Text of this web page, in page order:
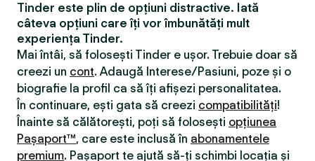
Tinder este plin de opțiuni distractive. Iată
câteva opțiuni care îți vor îmbunătăți mult
experiența Tinder.
Mai întâi, să folosești Tinder e ușor. Trebuie doar să
creezi un cont. Adaugă Interese/Pasiuni, poze și o
biografie la profil ca să îți afișezi personalitatea.
În continuare, ești gata să creezi compatibilităţi!
Înainte să călătorești, poți să folosești opțiunea
Pașaport™, care este inclusă în abonamentele
premium. Pașaport te ajută să-ți schimbi locația și